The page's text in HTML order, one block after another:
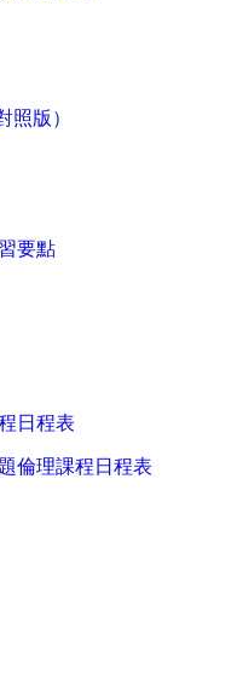
照版）
要點
日程表
倫理課程日程表